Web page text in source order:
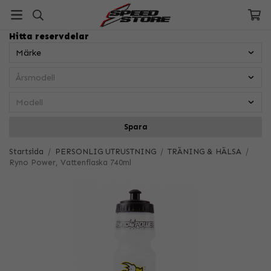
Hitta reservdelar
Spara
Startsida / PERSONLIG UTRUSTNING / TRÄNING & HÄLSA /
Ryno Power, Vattenflaska 740ml